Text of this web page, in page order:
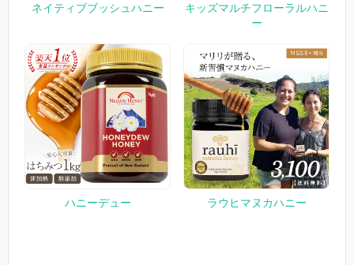
ネイティブブッシュハニー
キッズマルチフローラルハニ
ー
ハニーデュー ラウヒマヌカハニー